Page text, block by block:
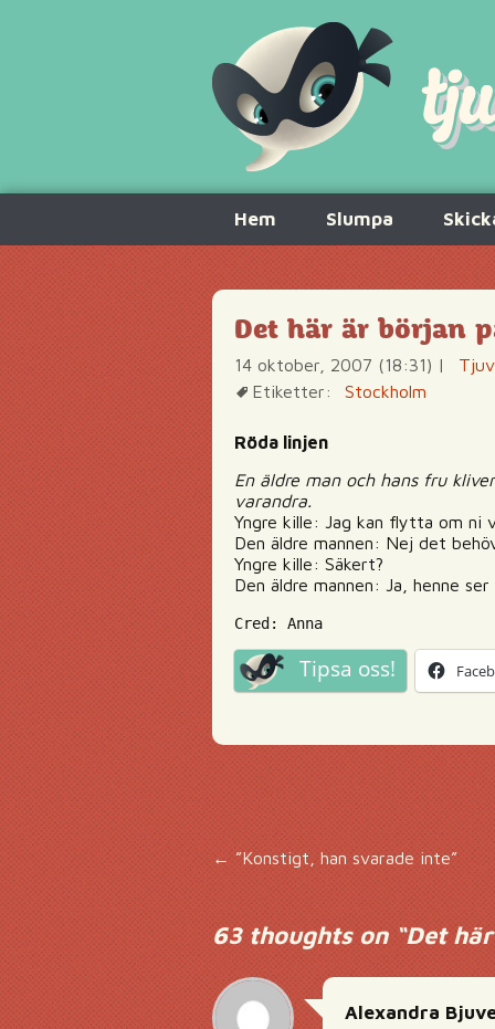
innehåll
Hem Slumpa
Det här är början
14 oktober, 2007 (18:31) |
Etiketter:
Stockholm
Röda linjen
En äldre man och hans fru
varandra.
Yngre kille: Jag kan flytta om ni
Den äldre mannen: Nej det
Yngre kille: Säkert?
Den äldre mannen: Ja, henne
Cred: Anna
Tipsa oss!
Inläggsnavigering
←”Konstigt, han svarade inte”
63 thoughts on “Det
Alexandra